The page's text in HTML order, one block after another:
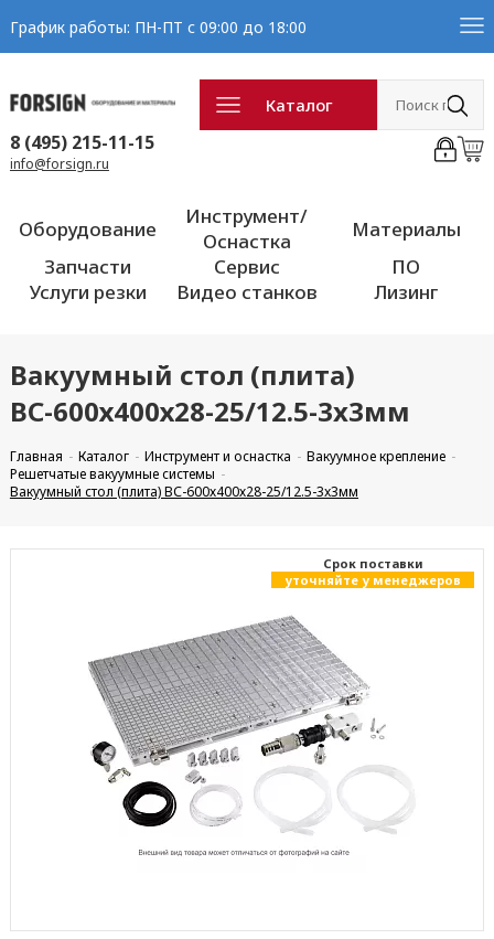
График работы: ПН-ПТ с 09:00 до 18:00
Каталог
8 (495) 215-11-15
info@forsign.ru
Оборудование
Инструмент/
Оснастка
Материалы
Запчасти
Сервис
ПО
Услуги резки
Видео станков Лизинг
Вакуумный стол (плита)
ВС-600х400х28-25/12.5-3x3мм
Главная Каталог Инструмент и оснастка
Вакуумное крепление
Решетчатые вакуумные системы
Вакуумный стол (плита) ВС-600х400х28-25/12.5-3x3мм
Cрок поставки
уточняйте у менеджеров